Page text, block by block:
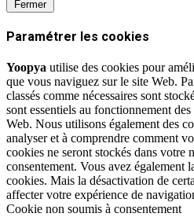
Fermer
Paramétrer les cookies
Yoopya utilise des cookies pour
que vous naviguez sur le site Web.
classés comme nécessaires sont
sont essentiels au fonctionnement
Web. Nous utilisons également des
analyser et à comprendre comment
cookies ne seront stockés dans votre
consentement. Vous avez également
cookies. Mais la désactivation de
affecter votre expérience de
Cookie non soumis à consentement